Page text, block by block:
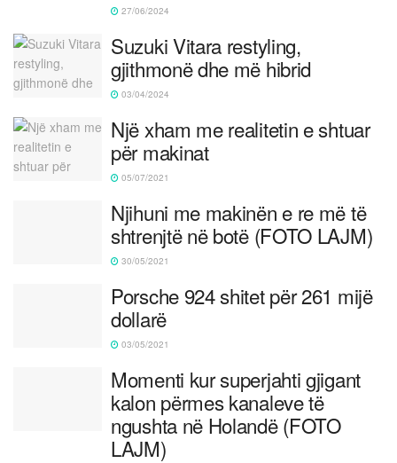
27/06/2024
Suzuki Vitara restyling,
gjithmonë dhe më hibrid
03/04/2024
Një xham me realitetin e shtuar
për makinat
05/07/2021
Njihuni me makinën e re më të
shtrenjtë në botë (FOTO LAJM)
30/05/2021
Porsche 924 shitet për 261 mijë
dollarë
03/05/2021
Momenti kur superjahti gjigant
kalon përmes kanaleve të
ngushta në Holandë (FOTO
LAJM)